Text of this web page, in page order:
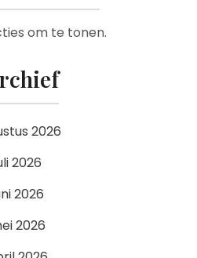
om te tonen.
2026
2026
2026
2026